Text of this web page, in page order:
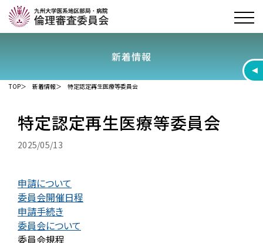
新着情報
TOP 新着情報 特定認定再生医療等委員会
特定認定再生医療等委員会
2025/05/13
申請について
委員会開催日程
申請手続き
委員会について
委員会規程